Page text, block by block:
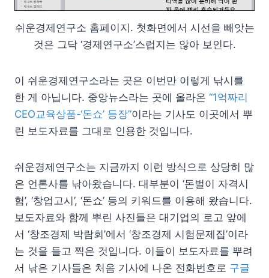
쉬운경제연구소 홈페이지. 첫화면에서 시선을 빼앗는
것은 그닥 ‘경제연구소’스럽지는 않아 보인다.
이 쉬운경제연구소라는 곳은 이번만 이렇게 낚시를
한 게 아닙니다. 중앙뉴스라는 곳에 올라온 “1억짜리
CEO교육상품-‘돈쇼’ 등장”이라는 기사도 이곳에서 뿌
린 보도자료를 그대로 인용한 것입니다.
쉬운경제연구소는 지금까지 이런 방식으로 상당히 많
은 언론사를 낚아왔습니다. 대부분이 ‘돈벌이 자격시
험’, ‘창업고시’, ‘돈쇼’ 등의 키워드를 이용해 왔습니다.
보도자료와 함께 뿌린 사진들은 대기업의 로고 앞에
서 ‘창조경제 박람회’에서 ‘창조경제 시험문제집’이라
는 것을 들고 찍은 것입니다. 이들이 보도자료를 뿌려
서 낚은 기사들은 처음 기사에 나온 전화번호로 구글